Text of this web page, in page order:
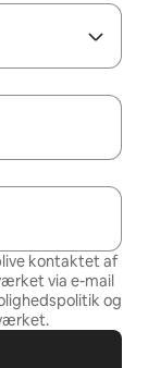
kontaktet af
via e-mail
og
.